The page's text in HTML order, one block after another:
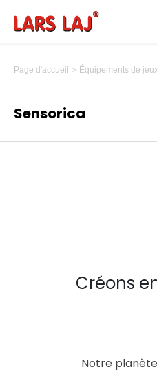
Page d'accueil Équipements de
Sensorica
Créons
Notre